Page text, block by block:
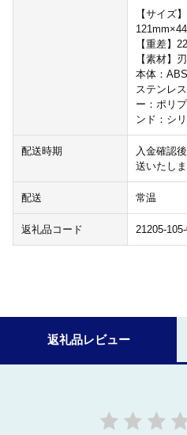
【サイズ
【重差】
【素材】
本体：
ステンレ
ー：ポリ
ンド：シ
配送時期
入金確認
送いたしま
配送 常温
返礼品コード 21205-
返礼品レビュー